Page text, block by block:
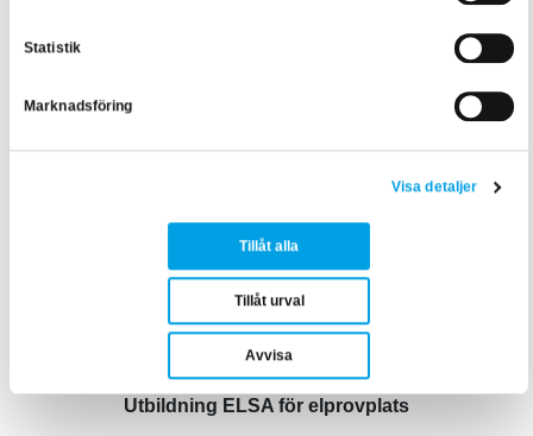
Statistik
Marknadsföring
Visa detaljer
Tillåt alla
Tillåt urval
Avvisa
Lärarledd utbildning ska genomföras var 4:e år,
12:e månad för att hålla sin kunskaper uppdaterade.
Genomför en deltagare inte de digitala
repetitionstillfällena måste deltagaren gå den
lärarledda ELSA kursen varje år.
Är den lärarledda kursen genomförd på engelska
ska kursen repeteras vart annat år, då det i
dagsläget inte finns WebELSA på engelska.
Utbildning ELSA för elprovplats